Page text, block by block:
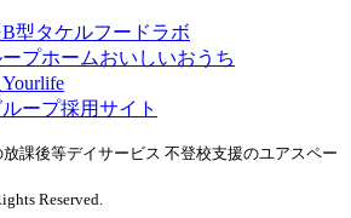
課後等デイサービス 不登校支援のユアスペー
Reserved.